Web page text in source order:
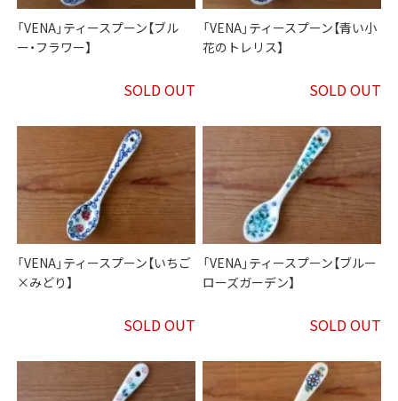
「VENA」ティースプーン【ブル
ー・フラワー】
SOLD OUT
「VENA」ティースプーン【青い小
花のトレリス】
SOLD OUT
「VENA」ティースプーン【いちご
×みどり】
SOLD OUT
「VENA」ティースプーン【ブルー
ローズガーデン】
SOLD OUT